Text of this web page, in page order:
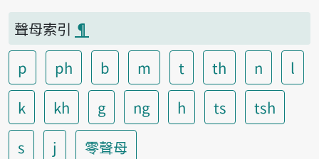
聲母索引 ¶
p
ph b m t th n
l
k
kh g ng h ts
tsh
s
j
零聲母